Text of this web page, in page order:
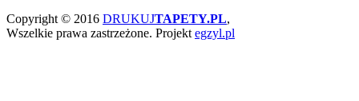
Copyright © 2016 DRUKUJTAPETY.PL,
Wszelkie prawa zastrzeżone. Projekt egzyl.pl